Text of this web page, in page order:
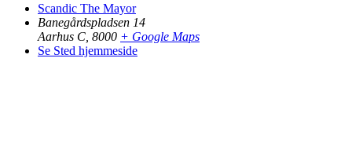
Scandic The Mayor
Banegårdspladsen 14
Aarhus C 8000 + Google Maps
Se Sted hjemmeside